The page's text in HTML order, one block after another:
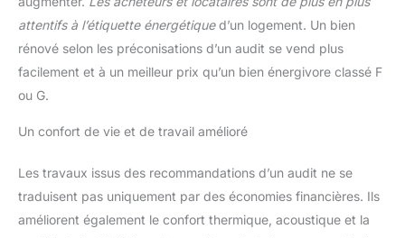
attentifs à l’étiquette énergétiqued’un logement. Un bien
rénové selon les préconisations d’un audit se vend plus
facilement et à un meilleur prix qu’un bien énergivore classé F
ou G.
Un confort de vie et de travail amélioré
Les travaux issus des recommandations d’un audit ne se
traduisent pas uniquement par des économies financières. Ils
améliorent également le confort thermique, acoustique et la